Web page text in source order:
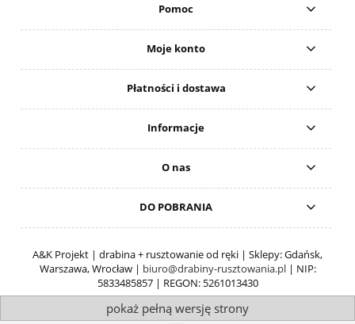
Pomoc
Moje konto
Płatności i dostawa
Informacje
O nas
DO POBRANIA
A&K Projekt | drabina + rusztowanie od ręki | Sklepy: Gdańsk,
Warszawa, Wrocław | biuro@drabiny-rusztowania.pl| NIP:
5833485857 | REGON: 5261013430
pokaż pełną wersję strony